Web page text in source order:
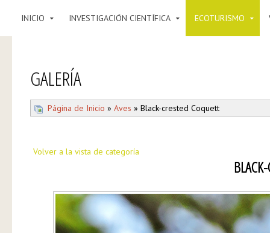
INICIO INVESTIGACIÓN CIENTÍFICA ECOTURISMO
GALERÍA
Página de Inicio » Aves » Black-crested Coquett
Volver a la vista de categoría